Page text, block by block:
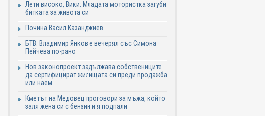
Лети високо, Вики: Младата мотористка загуби
битката за живота си
Почина Васил Казанджиев
БТВ: Владимир Янков е вечерял със Симона
Пейчева по-рано
Нов законопроект задължава собствениците
да сертифицират жилищата си преди продажба
или наем
Кметът на Медовец проговори за мъжа, който
заля жена си с бензин и я подпали